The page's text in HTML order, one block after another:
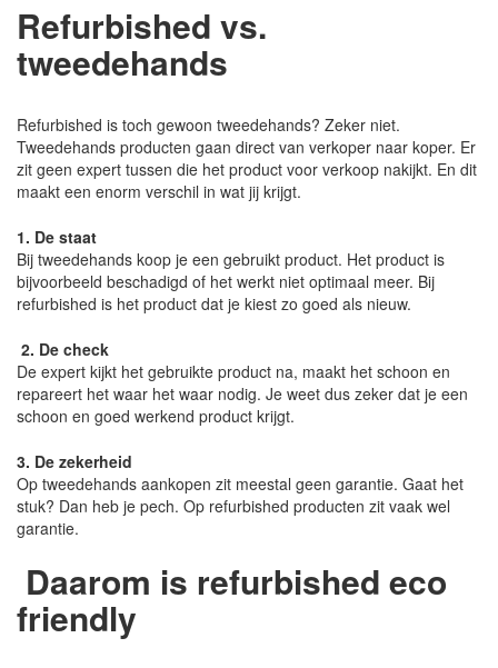
Refurbished vs.
tweedehands
Refurbished is toch gewoon tweedehands? Zeker niet.
Tweedehands producten gaan direct van verkoper naar koper. Er
zit geen expert tussen die het product voor verkoop nakijkt. En dit
maakt een enorm verschil in wat jij krijgt.
1. De staat
Bij tweedehands koop je een gebruikt product. Het product is
bijvoorbeeld beschadigd of het werkt niet optimaal meer. Bij
refurbished is het product dat je kiest zo goed als nieuw.
2. De check
De expert kijkt het gebruikte product na, maakt het schoon en
repareert het waar het waar nodig. Je weet dus zeker dat je een
schoon en goed werkend product krijgt.
3. De zekerheid
Op tweedehands aankopen zit meestal geen garantie. Gaat het
stuk? Dan heb je pech. Op refurbished producten zit vaak wel
garantie.
Daarom is refurbished eco
friendly